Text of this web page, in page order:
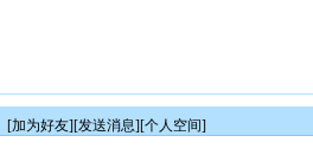
[加为好友][发送消息][个人空间]